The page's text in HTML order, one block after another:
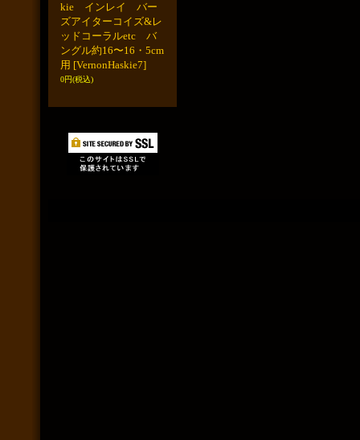
kie インレイ バー
ズアイターコイズ&レ
ッドコーラルetc バ
ングル約16〜16・5cm
用 [VernonHaskie7]
0円(税込)